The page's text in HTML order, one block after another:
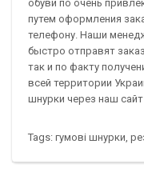
обуви по очень
путем оформления
телефону. Наши
быстро отправят
так и по факту
всей территории
шнурки через наш
Tags: гумовi шнурки,